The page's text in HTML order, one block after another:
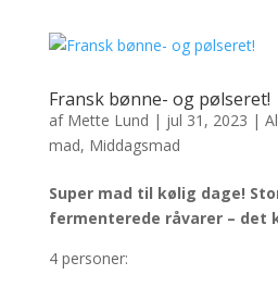
Fransk bønne- og pølseret!
af Mette Lund | jul 31, 2023 |
mad, Middagsmad
Super mad til kølig dage!
fermenterede råvarer – det
4 personer: